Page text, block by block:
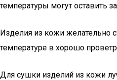
температуры могут оставить
Изделия из кожи желательно
температуре в хорошо
Для сушки изделий из кожи